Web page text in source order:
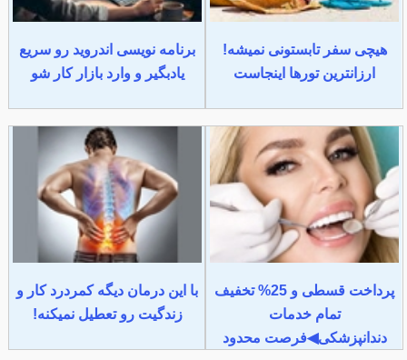
هیچی سفر تابستونی نمیشه!
ارزانترین تورها اینجاست
برنامه نویسی اندروید رو سریع
یادبگیر و وارد بازار کار شو
پرداخت قسطی و 25% تخفیف
تمام خدمات
دندانپزشکی◀فرصت محدود
با این درمان دیگه کمردرد کار و
زندگیت رو تعطیل نمیکنه!